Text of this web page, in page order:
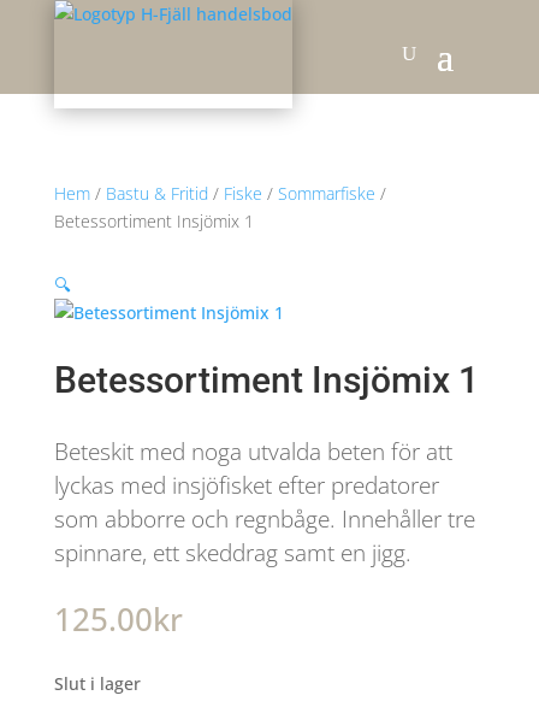
Hem/ Bastu & Fritid / Fiske / Sommarfiske /
Betessortiment Insjömix 1
🔍
Betessortiment Insjömix 1
Beteskit med noga utvalda beten för att
lyckas med insjöfisket efter predatorer
som abborre och regnbåge. Innehåller tre
spinnare, ett skeddrag samt en jigg.
125.00kr
Slut i lager